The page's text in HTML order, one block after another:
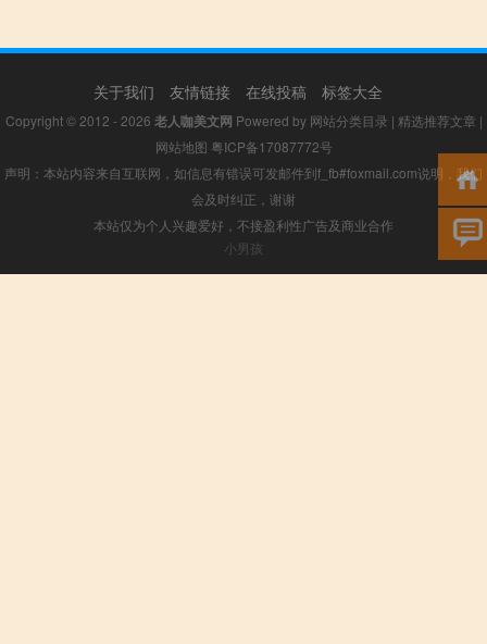
关于我们 友情链接 在线投稿 标签大全
Copyright © 2012 - 2026 老人咖美文网 Powered by 网站分类目录 | 精选推荐文章 |
网站地图 粤ICP备17087772号
声明：本站内容来自互联网，如信息有错误可发邮件到f_fb#foxmail.com说明，我们
会及时纠正，谢谢
本站仅为个人兴趣爱好，不接盈利性广告及商业合作
小男孩